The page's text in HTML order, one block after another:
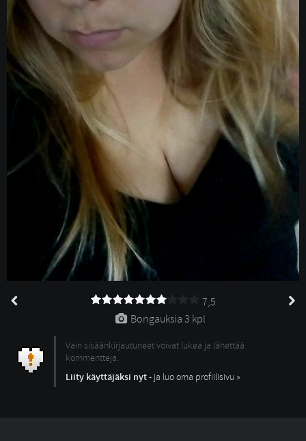
7,5
Bongauksia 3 kpl
Vain sisäänkirjautuneet voivat lukea ja lähettää
kommentteja.
Liity käyttäjäksi nyt- ja luo oma profiilisivu »